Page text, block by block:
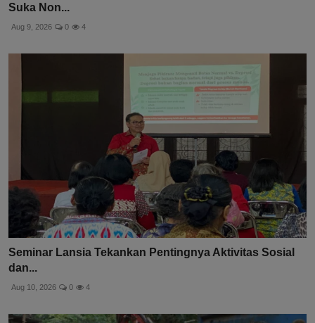
Suka Non...
Aug 9, 2026 0 4
Seminar Lansia Tekankan Pentingnya Aktivitas Sosial
dan...
Aug 10, 2026 0 4